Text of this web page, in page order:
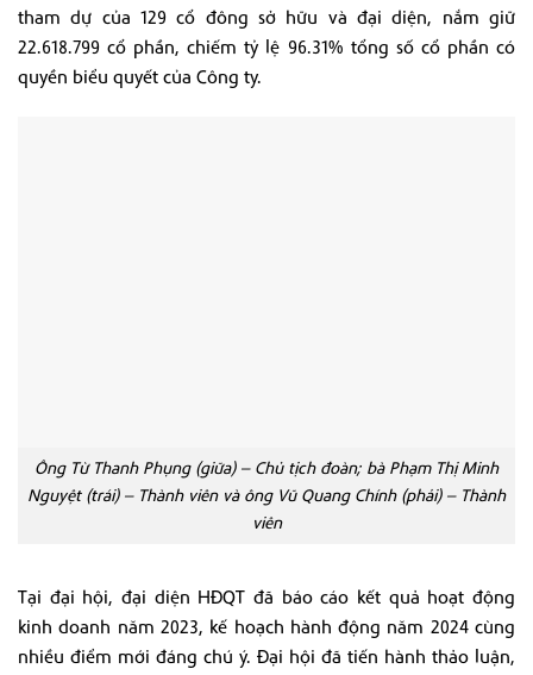
tham dự của 129 cổ đông sở hữu và đại diện, nắm giữ
22.618.799 cổ phần, chiếm tỷ lệ 96.31% tổng số cổ phần có
quyền biểu quyết của Công ty.
Ông Từ Thanh Phụng (giữa) – Chủ tịch đoàn; bà Phạm Thị Minh
Nguyệt (trái) – Thành viên và ông Vũ Quang Chính (phải) – Thành
viên
Tại đại hội, đại diện HĐQT đã báo cáo kết quả hoạt động
kinh doanh năm 2023, kế hoạch hành động năm 2024 cùng
nhiều điểm mới đáng chú ý. Đại hội đã tiến hành thảo luận,